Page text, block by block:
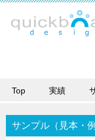
Top 実績
サンプル（見本・例